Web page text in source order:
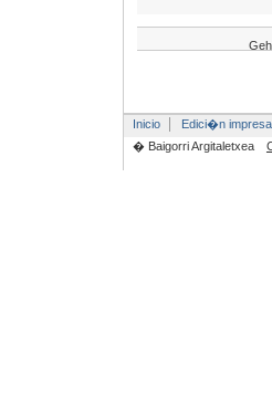
Inicio Edici�n impresa
� Baigorri Argitaletxea